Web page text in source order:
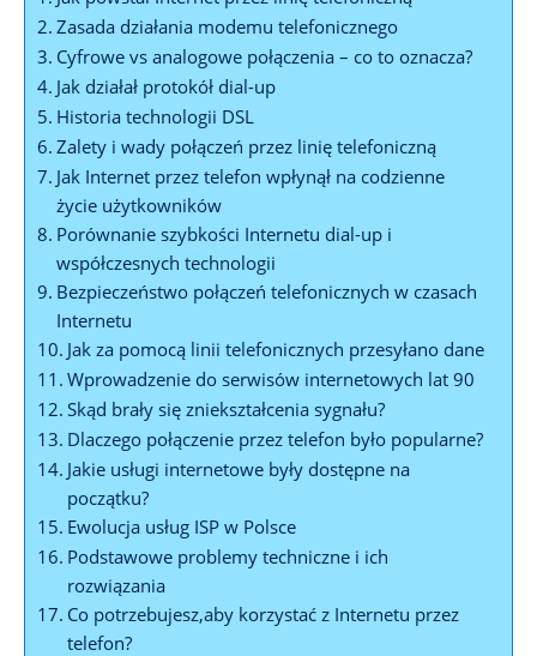
Zasada działania modemu telefonicznego
Cyfrowe vs analogowe połączenia – co to oznacza?
Jak działał protokół dial-up
Historia technologii DSL
Zalety i wady połączeń przez linię telefoniczną
Jak Internet przez telefon wpłynął na codzienne
życie użytkowników
Porównanie szybkości Internetu dial-up i
współczesnych technologii
Bezpieczeństwo połączeń telefonicznych w czasach
Internetu
Jak za pomocą linii telefonicznych przesyłano dane
Wprowadzenie do serwisów internetowych lat 90
Skąd brały się zniekształcenia sygnału?
Dlaczego połączenie przez telefon było popularne?
Jakie usługi internetowe były dostępne na
początku?
Ewolucja usług ISP w Polsce
Podstawowe problemy techniczne i ich
rozwiązania
Co potrzebujesz,aby korzystać z Internetu przez
telefon?